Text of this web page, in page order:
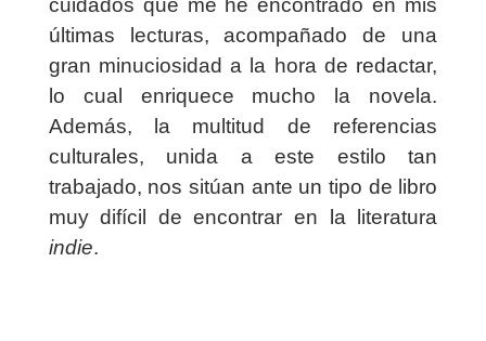
cuidados que me he encontrado en mis
últimas lecturas, acompañado de una
gran minuciosidad a la hora de redactar,
lo cual enriquece mucho la novela.
Además, la multitud de referencias
culturales, unida a este estilo tan
trabajado, nos sitúan ante un tipo de libro
muy difícil de encontrar en la literatura
indie.